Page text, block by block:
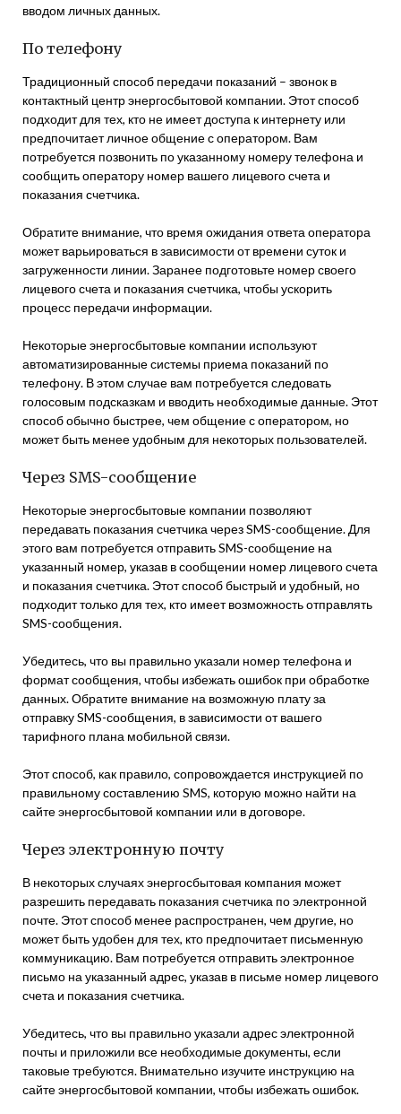
вводом личных данных.
По телефону
Традиционный способ передачи показаний – звонок в
контактный центр энергосбытовой компании. Этот способ
подходит для тех, кто не имеет доступа к интернету или
предпочитает личное общение с оператором. Вам
потребуется позвонить по указанному номеру телефона и
сообщить оператору номер вашего лицевого счета и
показания счетчика.
Обратите внимание, что время ожидания ответа оператора
может варьироваться в зависимости от времени суток и
загруженности линии. Заранее подготовьте номер своего
лицевого счета и показания счетчика, чтобы ускорить
процесс передачи информации.
Некоторые энергосбытовые компании используют
автоматизированные системы приема показаний по
телефону. В этом случае вам потребуется следовать
голосовым подсказкам и вводить необходимые данные. Этот
способ обычно быстрее, чем общение с оператором, но
может быть менее удобным для некоторых пользователей.
Через SMS-сообщение
Некоторые энергосбытовые компании позволяют
передавать показания счетчика через SMS-сообщение. Для
этого вам потребуется отправить SMS-сообщение на
указанный номер, указав в сообщении номер лицевого счета
и показания счетчика. Этот способ быстрый и удобный, но
подходит только для тех, кто имеет возможность отправлять
SMS-сообщения.
Убедитесь, что вы правильно указали номер телефона и
формат сообщения, чтобы избежать ошибок при обработке
данных. Обратите внимание на возможную плату за
отправку SMS-сообщения, в зависимости от вашего
тарифного плана мобильной связи.
Этот способ, как правило, сопровождается инструкцией по
правильному составлению SMS, которую можно найти на
сайте энергосбытовой компании или в договоре.
Через электронную почту
В некоторых случаях энергосбытовая компания может
разрешить передавать показания счетчика по электронной
почте. Этот способ менее распространен, чем другие, но
может быть удобен для тех, кто предпочитает письменную
коммуникацию. Вам потребуется отправить электронное
письмо на указанный адрес, указав в письме номер лицевого
счета и показания счетчика.
Убедитесь, что вы правильно указали адрес электронной
почты и приложили все необходимые документы, если
таковые требуются. Внимательно изучите инструкцию на
сайте энергосбытовой компании, чтобы избежать ошибок.